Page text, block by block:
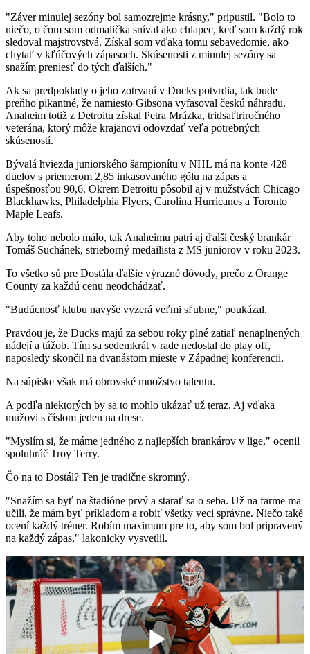
"Záver minulej sezóny bol samozrejme krásny," pripustil. "Bolo to
niečo, o čom som odmalička sníval ako chlapec, keď som každý rok
sledoval majstrovstvá. Získal som vďaka tomu sebavedomie, ako
chytať v kľúčových zápasoch. Skúsenosti z minulej sezóny sa
snažím preniesť do tých ďalších."
Ak sa predpoklady o jeho zotrvaní v Ducks potvrdia, tak bude
preňho pikantné, že namiesto Gibsona vyfasoval českú náhradu.
Anaheim totiž z Detroitu získal Petra Mrázka, tridsaťtriročného
veterána, ktorý môže krajanovi odovzdať veľa potrebných
skúseností.
Bývalá hviezda juniorského šampionítu v NHL má na konte 428
duelov s priemerom 2,85 inkasovaného gólu na zápas a
úspešnosťou 90,6. Okrem Detroitu pôsobil aj v mužstvách Chicago
Blackhawks, Philadelphia Flyers, Carolina Hurricanes a Toronto
Maple Leafs.
Aby toho nebolo málo, tak Anaheimu patrí aj ďalší český brankár
Tomáš Suchánek, strieborný medailista z MS juniorov v roku 2023.
To všetko sú pre Dostála ďalšie výrazné dôvody, prečo z Orange
County za každú cenu neodchádzať.
"Budúcnosť klubu navyše vyzerá veľmi sľubne," poukázal.
Pravdou je, že Ducks majú za sebou roky plné zatiaľ nenaplnených
nádejí a túžob. Tím sa sedemkrát v rade nedostal do play off,
naposledy skončil na dvanástom mieste v Západnej konferencii.
Na súpiske však má obrovské množstvo talentu.
A podľa niektorých by sa to mohlo ukázať už teraz. Aj vďaka
mužovi s číslom jeden na drese.
"Myslím si, že máme jedného z najlepších brankárov v lige," ocenil
spoluhráč Troy Terry.
Čo na to Dostál? Ten je tradične skromný.
"Snažím sa byť na štadióne prvý a starať sa o seba. Už na farme ma
učili, že mám byť príkladom a robiť všetky veci správne. Niečo také
ocení každý tréner. Robím maximum pre to, aby som bol pripravený
na každý zápas," lakonicky vysvetlil.